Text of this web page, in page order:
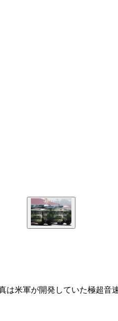
米軍が開発していた極超音